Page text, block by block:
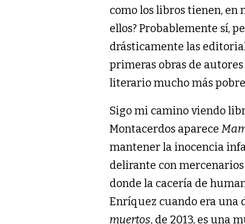
como los libros tienen, en
ellos? Probablemente sí,
drásticamente las
primeras obras de autores
literario mucho más
Sigo mi camino viendo
Montacerdos aparece
mantener la inocencia
delirante con
donde la cacería de
Enríquez cuando era una
muertos, de 2013, es una